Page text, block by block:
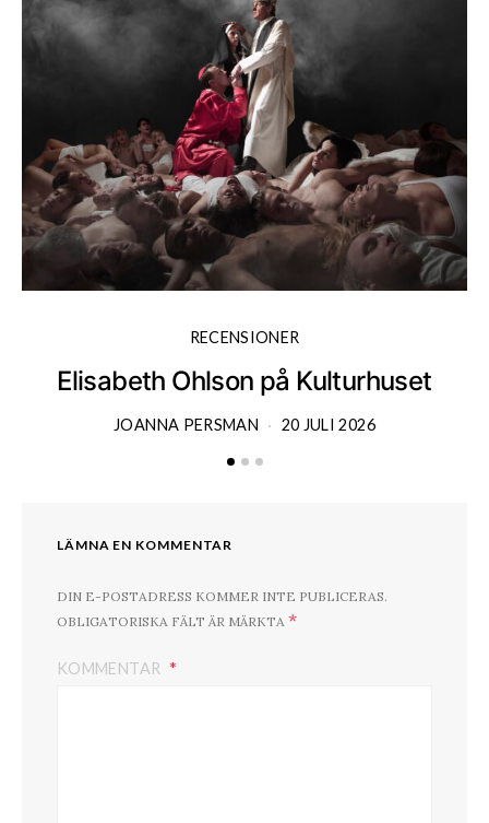
RECENSIONER
Elisabeth Ohlson på Kulturhuset
JOANNA PERSMAN 20 JULI 2026
LÄMNA EN KOMMENTAR
DIN E-POSTADRESS KOMMER INTE PUBLICERAS.
OBLIGATORISKA FÄLT ÄR MÄRKTA *
KOMMENTAR